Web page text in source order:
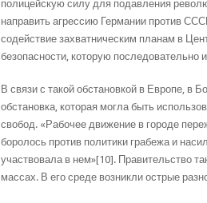
полицейскую силу для подавления
направить агрессию Германии против
содействие захватническим планам в
безопасности, которую
В связи с такой обстановкой в Европе, в
обстановка, которая могла быть
свобод. «Рабочее движение в городе
боролось против политики грабежа и
участвовала в нем»[10]. Правительство
массах. В его среде возникли острые